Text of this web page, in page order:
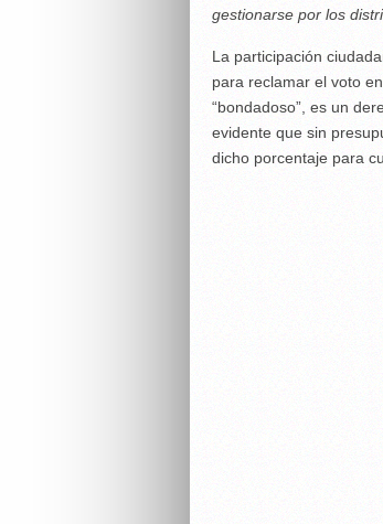
gestionarse por los
La participación
para reclamar el voto
“bondadoso”, es un
evidente que sin
dicho porcentaje para